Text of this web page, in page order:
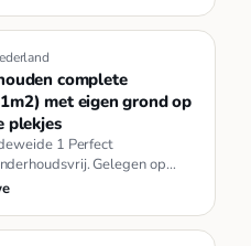
complete
met eigen grond op
plekjes
1 Perfect
Gelegen op
grond, c…